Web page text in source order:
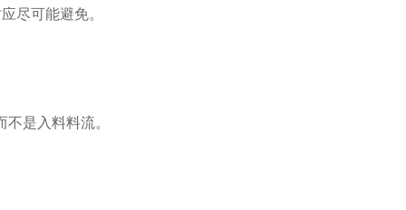
尽可能避免。
是入料料流。